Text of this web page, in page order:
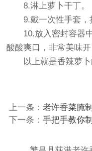
8.淋上萝卜干丁。
9.戴一次性手套，
10.放入密封容器中
酸酸爽口，非常美味开
以上就是香辣萝卜
上一条： 老许香菜腌
下一条： 手把手教你